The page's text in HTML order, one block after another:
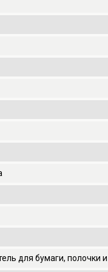
для бумаги, полочки и